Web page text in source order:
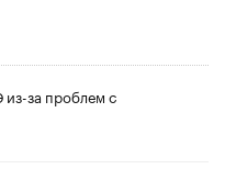
из-за проблем с